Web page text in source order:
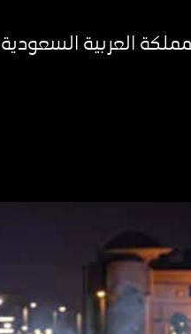
العربية السعودية